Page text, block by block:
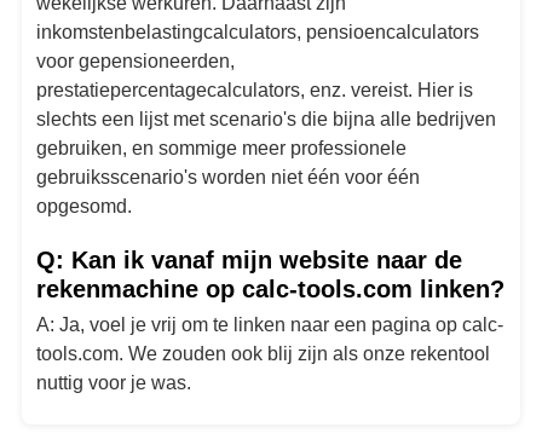
inkomstenbelastingcalculators, pensioencalculators
voor gepensioneerden,
prestatiepercentagecalculators, enz. vereist. Hier is
slechts een lijst met scenario's die bijna alle bedrijven
gebruiken, en sommige meer professionele
gebruiksscenario's worden niet één voor één
opgesomd.
Q: Kan ik vanaf mijn website naar de
rekenmachine op calc-tools.com linken?
A: Ja, voel je vrij om te linken naar een pagina op calc-
tools.com. We zouden ook blij zijn als onze rekentool
nuttig voor je was.